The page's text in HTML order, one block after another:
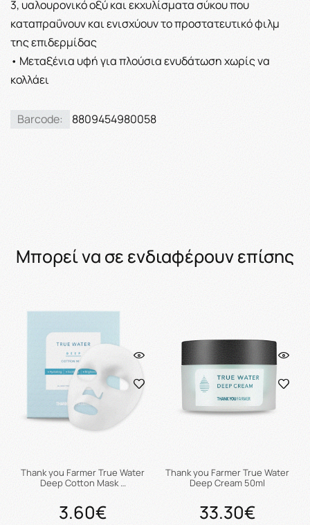
3, υαλουρονικό οξύ και εκχυλίσματα σύκου που
καταπραΰνουν και ενισχύουν το προστατευτικό φιλμ
της επιδερμίδας
• Μεταξένια υφή για πλούσια ενυδάτωση χωρίς να
κολλάει
Barcode: 8809454980058
Μπορεί να σε ενδιαφέρουν επίσης
Thank you Farmer True Water
Deep Cotton Mask …
3.60€
Thank you Farmer True Water
Deep Cream 50ml
33.30€